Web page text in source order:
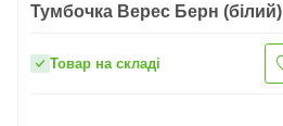
Тумбочка Верес Берн (білий)
Товар на складі